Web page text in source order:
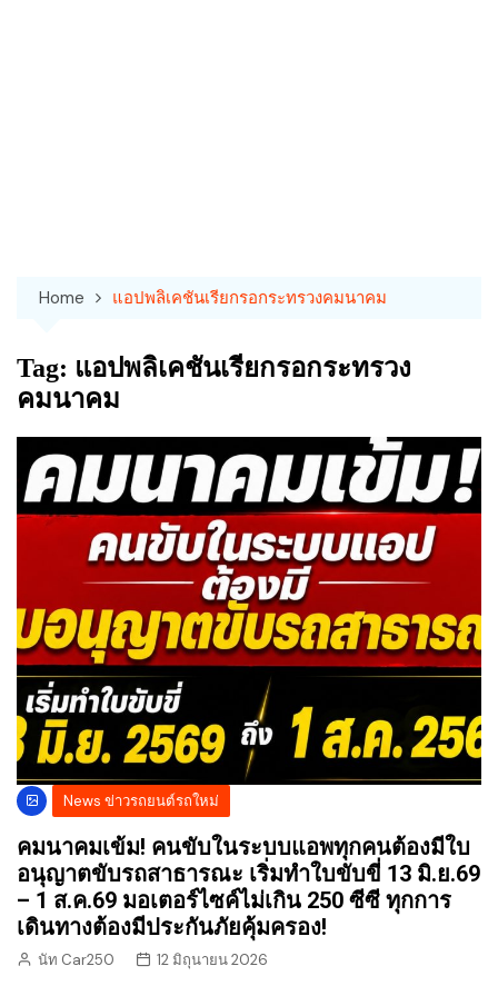
Home แอปพลิเคชันเรียกรอกระทรวงคมนาคม
Tag: แอปพลิเคชันเรียกรอกระทรวง
คมนาคม
News ข่าวรถยนต์รถใหม่
คมนาคมเข้ม! คนขับในระบบแอพทุกคนต้องมีใบ
อนุญาตขับรถสาธารณะ เริ่มทำใบขับขี่ 13 มิ.ย.69
– 1 ส.ค.69 มอเตอร์ไซค์ไม่เกิน 250 ซีซี ทุกการ
เดินทางต้องมีประกันภัยคุ้มครอง!
นัท Car250 12 มิถุนายน 2026